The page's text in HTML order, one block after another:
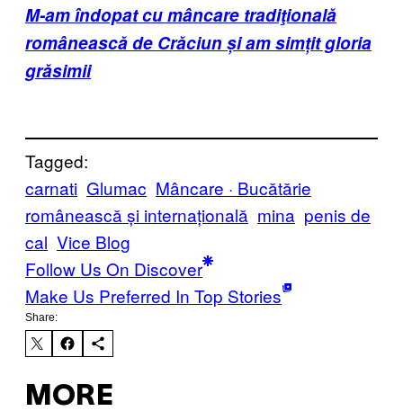
M-am îndopat cu mâncare tradiţională
românească de Crăciun și am simțit gloria
grăsimii
Tagged:
carnati Glumac Mâncare · Bucătărie
românească și internațională mina penis de
cal Vice Blog
Follow Us On Discover
Make Us Preferred In Top Stories
Share:
MORE